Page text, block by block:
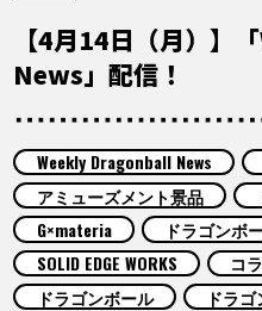
RANKING
MOVIE
COLUMNS
ABOUT
【4月14日（月）
News」配信！
Weekly Dragonball News
アミューズメント景品
G×materia
ドラゴンボ
SOLID EDGE WORKS
コ
ドラゴンボール
ドラ